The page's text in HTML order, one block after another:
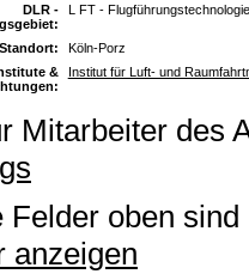
DLR -
L FT -
Standort:
Köln-Porz
&
Institut für Luft- und
Mitarbeiter des
Felder oben
anzeigen